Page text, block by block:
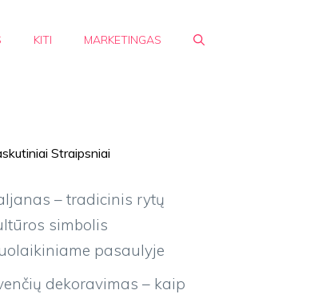
KITI MARKETINGAS
Straipsniai
– tradicinis rytų
simbolis
pasaulyje
dekoravimas – kaip